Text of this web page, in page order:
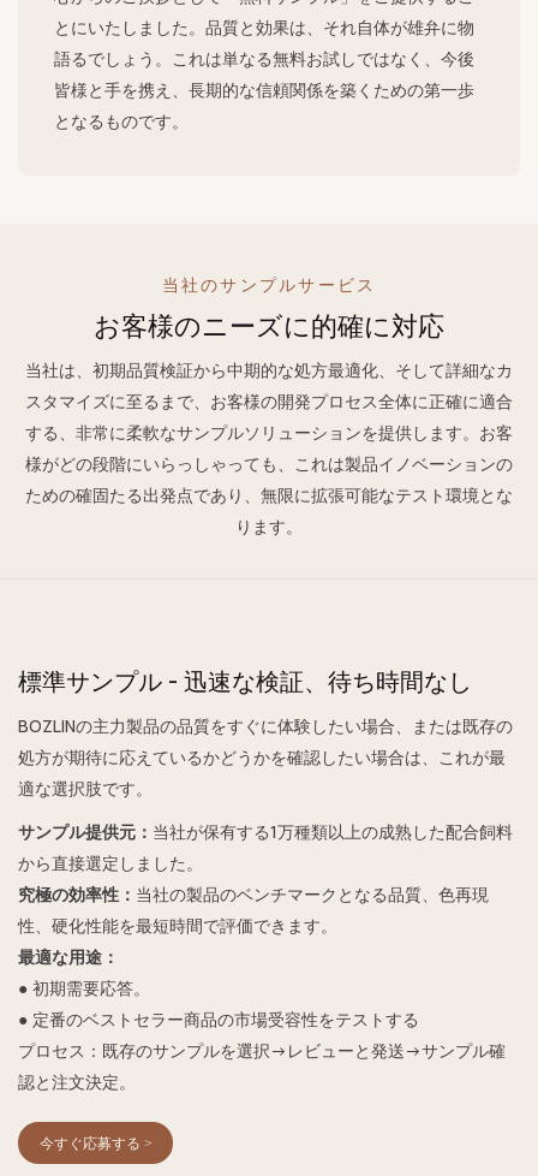
とにいたしました。品質と効果は、それ自体が雄弁に物
語るでしょう。これは単なる無料お試しではなく、今後
皆様と手を携え、長期的な信頼関係を築くための第一歩
となるものです。
当社のサンプルサービス
お客様のニーズに的確に対応
当社は、初期品質検証から中期的な処方最適化、そして詳細なカ
スタマイズに至るまで、お客様の開発プロセス全体に正確に適合
する、非常に柔軟なサンプルソリューションを提供します。お客
様がどの段階にいらっしゃっても、これは製品イノベーションの
ための確固たる出発点であり、無限に拡張可能なテスト環境とな
ります。
標準サンプル - 迅速な検証、待ち時間なし
BOZLINの主力製品の品質をすぐに体験したい場合、または既存の
処方が期待に応えているかどうかを確認したい場合は、これが最
適な選択肢です。
サンプル提供元： 当社が保有する1万種類以上の成熟した配合飼料
から直接選定しました。
究極の効率性： 当社の製品のベンチマークとなる品質、色再現
性、硬化性能を最短時間で評価できます。
最適な用途：
● 初期需要応答。
● 定番のベストセラー商品の市場受容性をテストする
プロセス：既存のサンプルを選択→レビューと発送→サンプル確
認と注文決定。
今すぐ応募する >